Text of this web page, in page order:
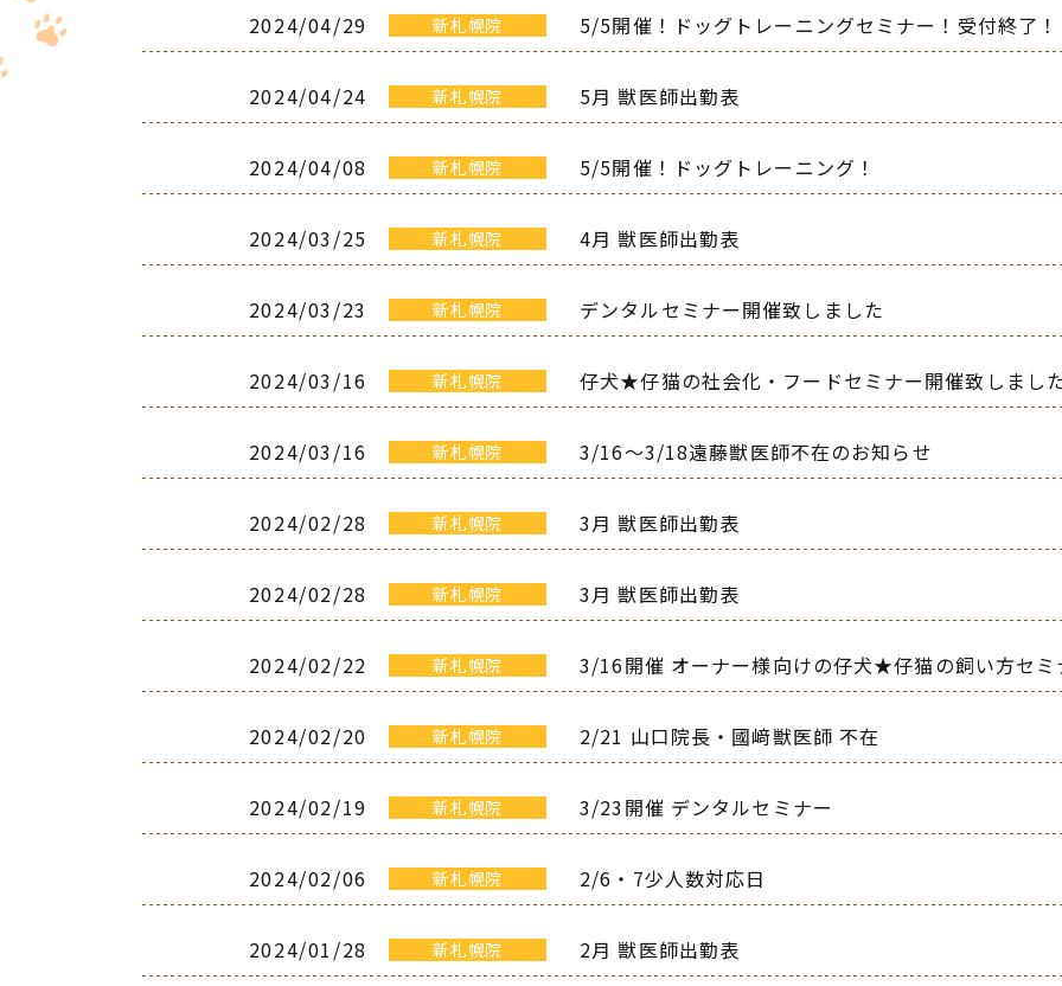
2024/04/29 新札幌院 5/5開催！ドッグトレーニングセミナー！受付終了！
2024/04/24 新札幌院 5月 獣医師出勤表
2024/04/08 新札幌院 5/5開催！ドッグトレーニング！
2024/03/25 新札幌院 4月 獣医師出勤表
2024/03/23 新札幌院 デンタルセミナー開催致しました
2024/03/16 新札幌院 仔犬★仔猫の社会化・フードセミナー開催致しまし
2024/03/16 新札幌院 3/16～3/18遠藤獣医師不在のお知らせ
2024/02/28 新札幌院 3月 獣医師出勤表
2024/02/28 新札幌院 3月 獣医師出勤表
2024/02/22 新札幌院 3/16開催 オーナー様向けの仔犬★仔猫の飼い方セミ
2024/02/20 新札幌院 2/21 山口院長・國﨑獣医師 不在
2024/02/19 新札幌院 3/23開催 デンタルセミナー
2024/02/06 新札幌院 2/6・7少人数対応日
2024/01/28 新札幌院 2月 獣医師出勤表